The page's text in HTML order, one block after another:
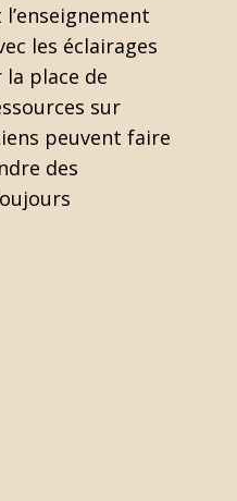
les éclairages
place de
sur
peuvent faire
des